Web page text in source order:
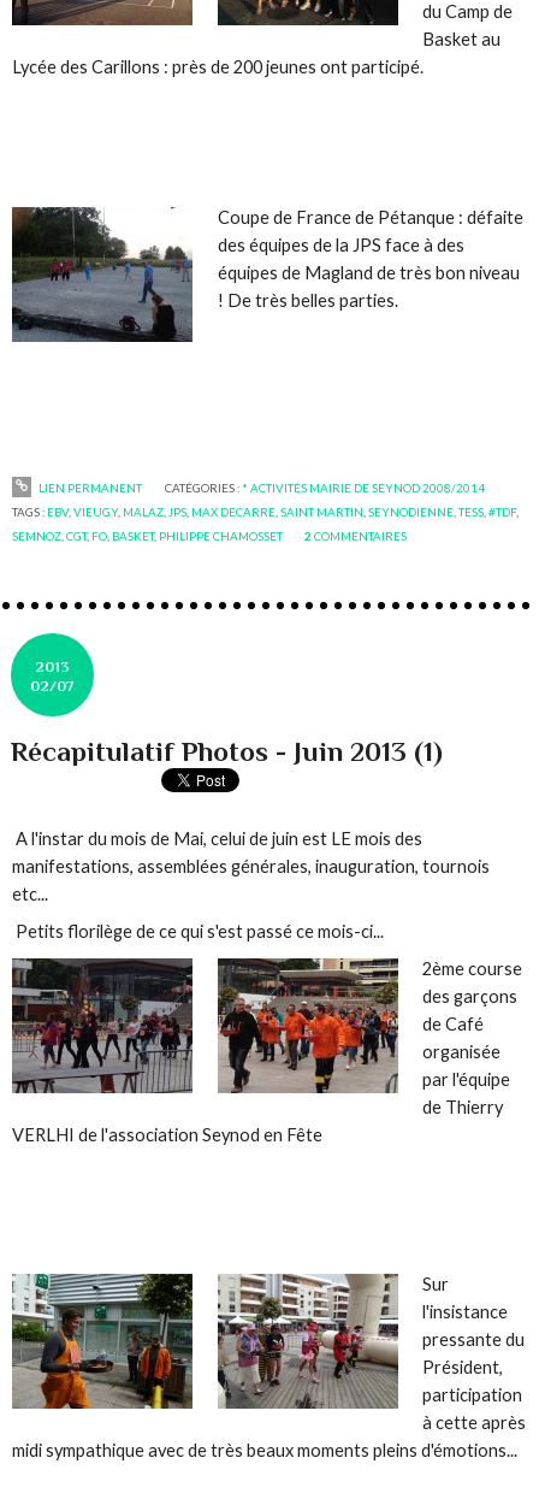
du Camp de
Basket au
Lycée des Carillons : près de 200 jeunes ont participé.
Coupe de France de Pétanque : défaite
des équipes de la JPS face à des
équipes de Magland de très bon niveau
! De très belles parties.
LIEN PERMANENT CATÉGORIES : * ACTIVITÉS MAIRIE DE SEYNOD 2008/2014
TAGS : EBV,VIEUGY, MALAZ JPS MAX DECARRE ,SAINT MARTIN ,SEYNODIENNE ,TESS ,#TDF,
SEMNOZ ,CGT, FO BASKET, PHILIPPE CHAMOSSET 2 COMMENTAIRES
2013
02/07
Récapitulatif Photos - Juin 2013 (1)
A l'instar du mois de Mai, celui de juin est LE mois des
manifestations, assemblées générales, inauguration, tournois
etc...
Petits florilège de ce qui s'est passé ce mois-ci...
2ème course
des garçons
de Café
organisée
par l'équipe
de Thierry
VERLHI de l'association Seynod en Fête
Sur
l'insistance
pressante du
Président,
participation
à cette après
midi sympathique avec de très beaux moments pleins d'émotions...